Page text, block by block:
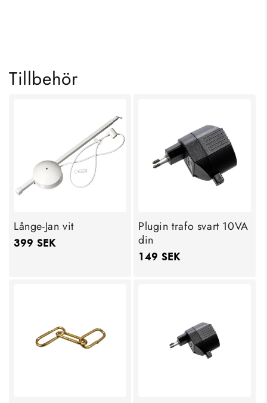
Tillbehör
Långe-Jan vit
Ordinarie
399 SEK
Plugin trafo svart 10VA
din
Ordinarie
149 SEK